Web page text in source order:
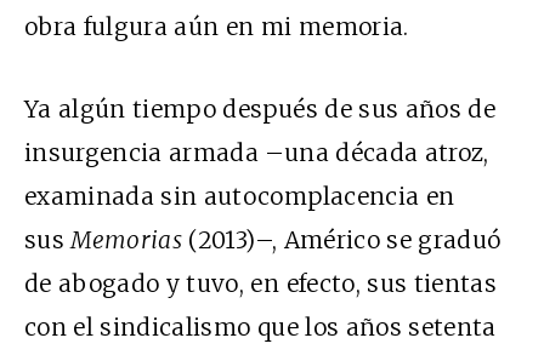
obra fulgura aún en mi memoria.
Ya algún tiempo después de sus años de
insurgencia armada –una década atroz,
examinada sin autocomplacencia en
susMemorias (2013)–, Américo se graduó
de abogado y tuvo, en efecto, sus tientas
con el sindicalismo que los años setenta